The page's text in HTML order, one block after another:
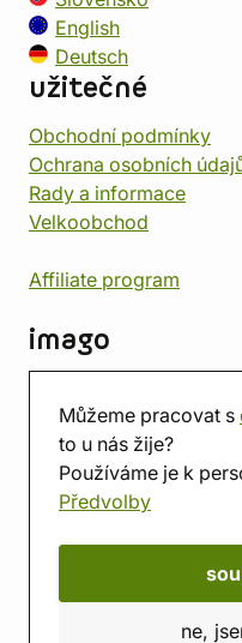
Můžeme pracovat s
to u nás žije?
Používáme je k
Předvolby
ne,
English
Deutsch
užitečné
Obchodní podmínky
Ochrana osobních
Rady a informace
Velkoobchod
Affiliate program
imago
Prodejna
Herna
O nás
Hodnocení obchodu